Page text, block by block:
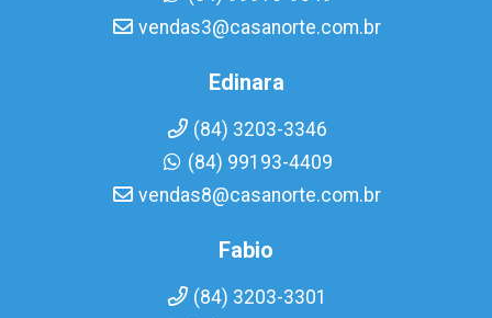
vendas3@casanorte.com.br
Edinara
(84) 3203-3346
(84) 99193-4409
vendas8@casanorte.com.br
Fabio
(84) 3203-3301